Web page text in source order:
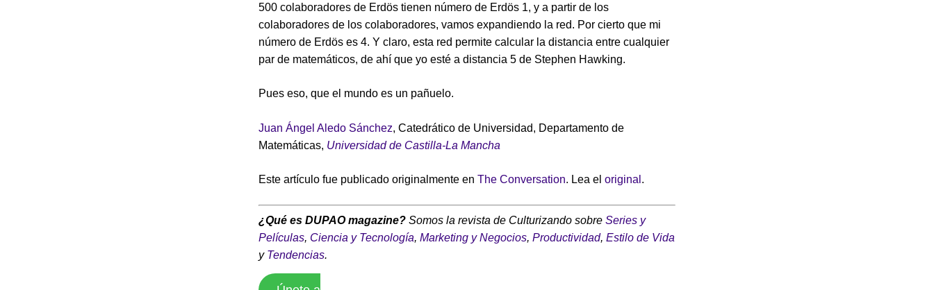
500 colaboradores de Erdös tienen número de Erdös 1, y a partir de los
colaboradores de los colaboradores, vamos expandiendo la red. Por cierto que mi
número de Erdös es 4. Y claro, esta red permite calcular la distancia entre cualquier
par de matemáticos, de ahí que yo esté a distancia 5 de Stephen Hawking.
Pues eso, que el mundo es un pañuelo.
Juan Ángel Aledo Sánchez, Catedrático de Universidad, Departamento de
Matemáticas, Universidad de Castilla-La Mancha
Este artículo fue publicado originalmente en The Conversation. Lea el original .
¿Qué es DUPAO magazine? Somos la revista de Culturizando sobre Series y
Películas, Ciencia y Tecnología, Marketing y Negocios, Productividad, Estilo de Vida
y Tendencias.